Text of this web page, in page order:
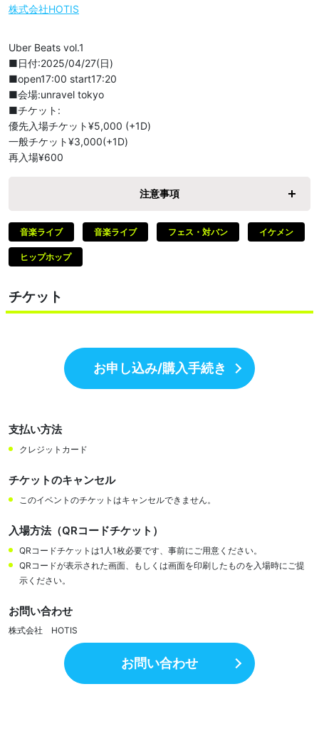
株式会社HOTIS
Uber Beats vol.1
■日付:2025/04/27(日)
■open17:00 start17:20
■会場:unravel tokyo
■チケット:
優先入場チケット¥5,000 (+1D)
一般チケット¥3,000(+1D)
再入場¥600
注意事項
音楽ライブ 音楽ライブ フェス・対バン イケメン
ヒップホップ
チケット
お申し込み/購入手続き
支払い方法
クレジットカード
チケットのキャンセル
このイベントのチケットはキャンセルできません。
入場方法（QRコードチケット）
QRコードチケットは1人1枚必要です、事前にご用意ください。
QRコードが表示された画面、もしくは画面を印刷したものを入場時にご提
示ください。
お問い合わせ
株式会社 HOTIS
お問い合わせ